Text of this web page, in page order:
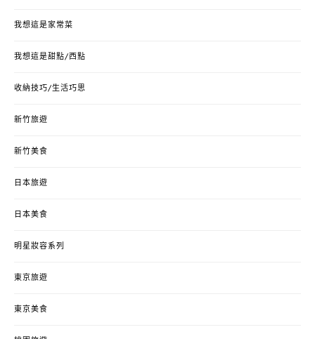
我想這是家常菜
我想這是甜點/西點
收納技巧/生活巧思
新竹旅遊
新竹美食
日本旅遊
日本美食
明星妝容系列
東京旅遊
東京美食